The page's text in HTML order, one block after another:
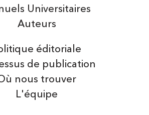
Auteurs
Universitaires
éditoriale
de publication
nous trouver
L'équipe